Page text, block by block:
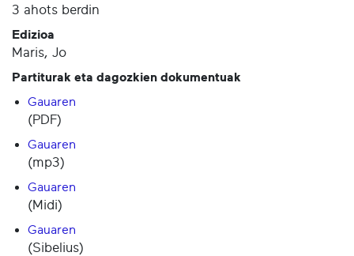
3 ahots berdin
Edizioa
Maris, Jo
Partiturak eta dagozkien dokumentuak
Gauaren
(PDF)
Gauaren
(mp3)
Gauaren
(Midi)
Gauaren
(Sibelius)